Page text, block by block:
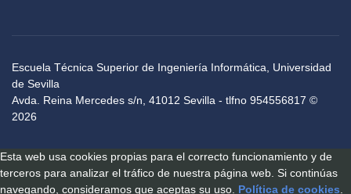
Escuela Técnica Superior de Ingeniería Informática, Universidad
de Sevilla
Avda. Reina Mercedes s/n, 41012 Sevilla - tlfno 954556817 ©
2026
Esta web usa cookies propias para el correcto funcionamiento y de
terceros para analizar el tráfico de nuestra página web. Si continúas
navegando, consideramos que aceptas su uso. Política de cookies